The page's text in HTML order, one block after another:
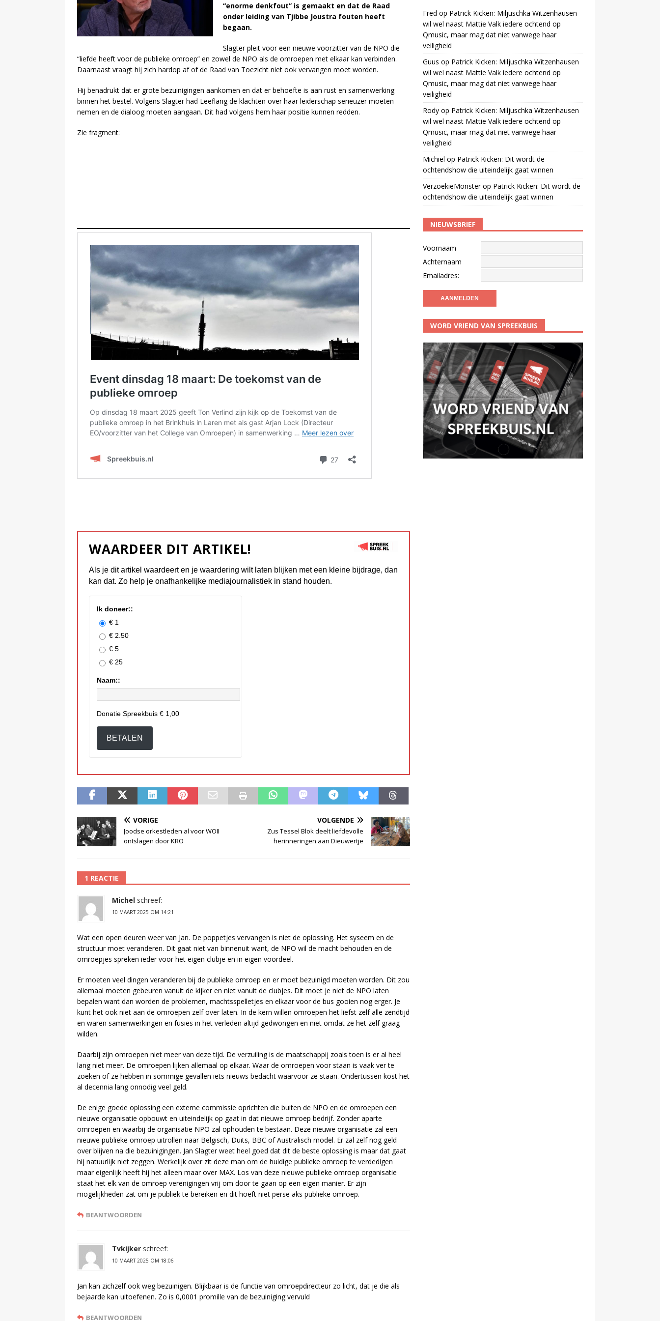
“enorme denkfout” is gemaakt en dat de Raad
onder leiding van Tjibbe Joustra fouten heeft
begaan.
Slagter pleit voor een nieuwe voorzitter van de NPO die
“liefde heeft voor de publieke omroep” en zowel de NPO als de omroepen met elkaar kan verbinden.
Daarnaast vraagt hij zich hardop af of de Raad van Toezicht niet ook vervangen moet worden.
Hij benadrukt dat er grote bezuinigingen aankomen en dat er behoefte is aan rust en samenwerking
binnen het bestel. Volgens Slagter had Leeflang de klachten over haar leiderschap serieuzer moeten
nemen en de dialoog moeten aangaan. Dit had volgens hem haar positie kunnen redden.
Zie fragment:
WAARDEER DIT ARTIKEL!
Als je dit artikel waardeert en je waardering wilt laten blijken met een kleine bijdrage, dan
kan dat. Zo help je onafhankelijke mediajournalistiek in stand houden.
Ik doneer::
€ 1
€ 2.50
€ 5
€ 25
Naam::
Donatie Spreekbuis € 1,00
BETALEN
VORIGE
Joodse orkestleden al voor WOII
ontslagen door KRO
VOLGENDE
Zus Tessel Blok deelt liefdevolle
herinneringen aan Dieuwertje
1 REACTIE
Michel schreef:
10 MAART 2025 OM 14:21
Wat een open deuren weer van Jan. De poppetjes vervangen is niet de oplossing. Het syseem en de
structuur moet veranderen. Dit gaat niet van binnenuit want, de NPO wil de macht behouden en de
omroepjes spreken ieder voor het eigen clubje en in eigen voordeel.
Er moeten veel dingen veranderen bij de publieke omroep en er moet bezuinigd moeten worden. Dit zou
allemaal moeten gebeuren vanuit de kijker en niet vanuit de clubjes. Dit moet je niet de NPO laten
bepalen want dan worden de problemen, machtsspelletjes en elkaar voor de bus gooien nog erger. Je
kunt het ook niet aan de omroepen zelf over laten. In de kern willen omroepen het liefst zelf alle zendtijd
en waren samenwerkingen en fusies in het verleden altijd gedwongen en niet omdat ze het zelf graag
wilden.
Daarbij zijn omroepen niet meer van deze tijd. De verzuiling is de maatschappij zoals toen is er al heel
lang niet meer. De omroepen lijken allemaal op elkaar. Waar de omroepen voor staan is vaak ver te
zoeken of ze hebben in sommige gevallen iets nieuws bedacht waarvoor ze staan. Ondertussen kost het
al decennia lang onnodig veel geld.
De enige goede oplossing een externe commissie oprichten die buiten de NPO en de omroepen een
nieuwe organisatie opbouwt en uiteindelijk op gaat in dat nieuwe omroep bedrijf. Zonder aparte
omroepen en waarbij de organisatie NPO zal ophouden te bestaan. Deze nieuwe organisatie zal een
nieuwe publieke omroep uitrollen naar Belgisch, Duits, BBC of Australisch model. Er zal zelf nog geld
over blijven na die bezuinigingen. Jan Slagter weet heel goed dat dit de beste oplossing is maar dat gaat
hij natuurlijk niet zeggen. Werkelijk over zit deze man om de huidige publieke omroep te verdedigen
maar eigenlijk heeft hij het alleen maar over MAX. Los van deze nieuwe publieke omroep organisatie
staat het elk van de omroep verenigingen vrij om door te gaan op een eigen manier. Er zijn
mogelijkheden zat om je publiek te bereiken en dit hoeft niet perse aks publieke omroep.
BEANTWOORDEN
Tvkijker schreef:
10 MAART 2025 OM 18:06
Jan kan zichzelf ook weg bezuinigen. Blijkbaar is de functie van omroepdirecteur zo licht, dat je die als
bejaarde kan uitoefenen. Zo is 0,0001 promille van de bezuiniging vervuld
BEANTWOORDEN
Fred op Patrick Kicken: Miljuschka Witzenhausen
wil wel naast Mattie Valk iedere ochtend op
Qmusic, maar mag dat niet vanwege haar
veiligheid
Guus op Patrick Kicken: Miljuschka Witzenhausen
wil wel naast Mattie Valk iedere ochtend op
Qmusic, maar mag dat niet vanwege haar
veiligheid
Rodyop Patrick Kicken: Miljuschka Witzenhausen
wil wel naast Mattie Valk iedere ochtend op
Qmusic, maar mag dat niet vanwege haar
veiligheid
Michiel op Patrick Kicken: Dit wordt de
ochtendshow die uiteindelijk gaat winnen
VerzoekieMonsterop Patrick Kicken: Dit wordt de
ochtendshow die uiteindelijk gaat winnen
NIEUWSBRIEF
Voornaam
Achternaam
Emailadres:
WORD VRIEND VAN SPREEKBUIS